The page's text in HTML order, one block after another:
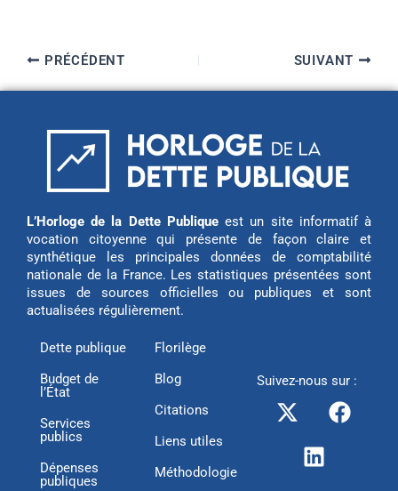
PRÉCÉDENT SUIVANT
L’Horloge de la Dette Publiqueest un site informatif à
vocation citoyenne qui présente de façon claire et
synthétique les principales données de comptabilité
nationale de la France. Les statistiques présentées sont
issues de sources officielles ou publiques et sont
actualisées régulièrement.
Dette publique
Budget de
l’État
Services
publics
Dépenses
publiques
Florilège
Blog
Citations
Liens utiles
Méthodologie
Suivez-nous sur :
X
-
F
a
n
k